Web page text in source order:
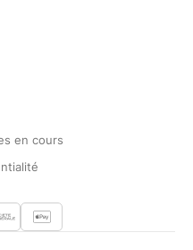
en cours